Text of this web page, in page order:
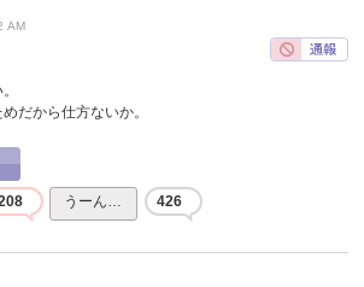
AM
だから仕方ないか。
うーん… 426